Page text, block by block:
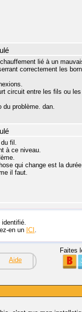
lié à un
correctement les
circuit entre les fils ou
problème. dan.
fil.
à ce niveau.
qui change est la
il faut.
identifié.
en un ICI .
Aide
Faites